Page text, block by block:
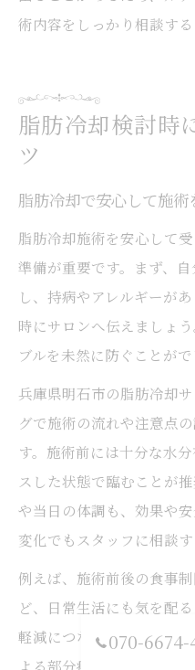
術内容をしっかり相談する
脂肪冷却検討時
ツ
脂肪冷却で安心して施
脂肪冷却施術を安心して
準備が重要です。まず、
し、持病やアレルギーが
時にサロンへ伝えましょ
ブルを未然に防ぐことがで
兵庫県明石市の脂肪冷却
グで施術の流れや注意点
す。施術前には十分な水
スした状態で臨むことが
や当日の体調も、効果や
変化でもスタッフに相談す
例えば、施術前後の食事
ど、日常生活にも気を配
軽減につながります。準
よる部分痩身効果をより
070-